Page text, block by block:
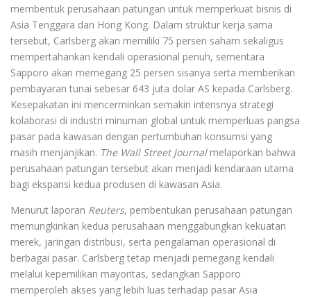
membentuk perusahaan patungan untuk memperkuat bisnis di
Asia Tenggara dan Hong Kong. Dalam struktur kerja sama
tersebut, Carlsberg akan memiliki 75 persen saham sekaligus
mempertahankan kendali operasional penuh, sementara
Sapporo akan memegang 25 persen sisanya serta memberikan
pembayaran tunai sebesar 643 juta dolar AS kepada Carlsberg.
Kesepakatan ini mencerminkan semakin intensnya strategi
kolaborasi di industri minuman global untuk memperluas pangsa
pasar pada kawasan dengan pertumbuhan konsumsi yang
masih menjanjikan. The Wall Street Journalmelaporkan bahwa
perusahaan patungan tersebut akan menjadi kendaraan utama
bagi ekspansi kedua produsen di kawasan Asia.
Menurut laporan Reuters, pembentukan perusahaan patungan
memungkinkan kedua perusahaan menggabungkan kekuatan
merek, jaringan distribusi, serta pengalaman operasional di
berbagai pasar. Carlsberg tetap menjadi pemegang kendali
melalui kepemilikan mayoritas, sedangkan Sapporo
memperoleh akses yang lebih luas terhadap pasar Asia